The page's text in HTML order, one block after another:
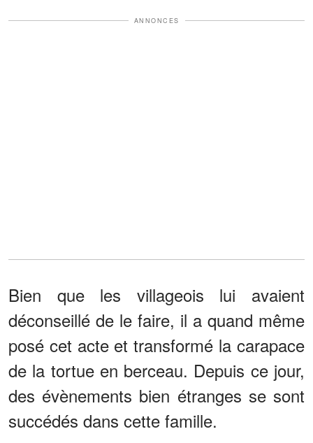
ANNONCES
Bien que les villageois lui avaient
déconseillé de le faire, il a quand même
posé cet acte et transformé la carapace
de la tortue en berceau. Depuis ce jour,
des évènements bien étranges se sont
succédés dans cette famille.